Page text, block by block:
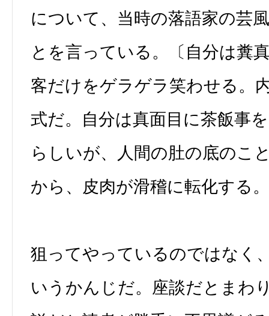
について、当時の落語家の芸
とを言っている。〔自分は糞
客だけをゲラゲラ笑わせる。
式だ。自分は真面目に茶飯事
らしいが、人間の肚の底のこ
から、皮肉が滑稽に転化する
狙ってやっているのではなく
いうかんじだ。座談だとまわ